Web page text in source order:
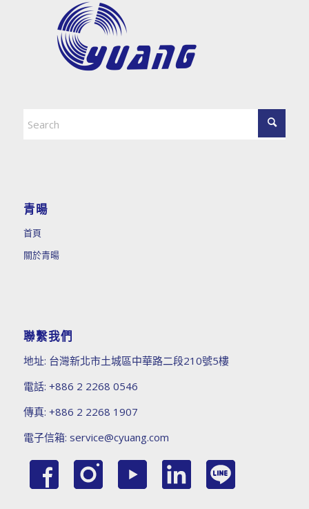
青暘
首頁
關於青暘
聯繫我們
地址: 台灣新北市土城區中華路二段210號5樓
電話: +886 2 2268 0546
傳真: +886 2 2268 1907
電子信箱: service@cyuang.com